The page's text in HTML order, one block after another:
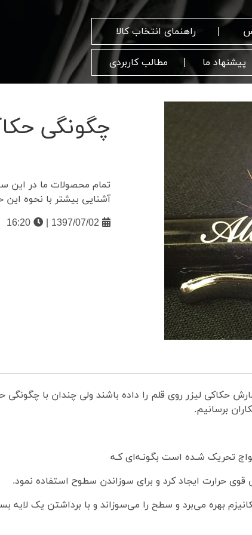
راهنمای انتخاب کالا
مطالب کاربردی پیشنهاد ما
چگونگی
تمام محصولات ما در این
آشنایی بیشتر با نحوه
16:20
حکاکی لیزر روی قلم را داده باشند ولی چندان با چگونگی
برسانیم.
تحریک شـده است بگونـه‌ای کـه
حرارت ایجاد کرد و برای سوزاندن سطوح استفاده نمود.
بهره می‌برد و سطح را می‌سوزاند و با برداشتن یک